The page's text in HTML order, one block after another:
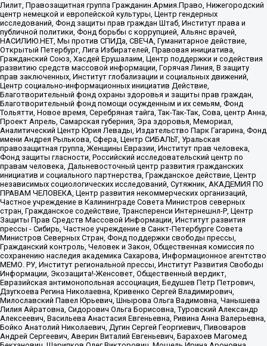
Лилит, Правозащитная группа Гражданин.Армия.Право, Нижегородский
центр немецкой и европейской культуры, Центр гендерных
исследований, Фонд защиты прав граждан Штаб, Институт права и
публичной политики, Фонд борьбы с коррупцией, Альянс врачей,
НАСИЛИЮ.НЕТ, Мы против СПИДа, СВЕЧА, Гуманитарное действие,
Открытый Петербург, Лига Избирателей, Правовая инициатива,
Гражданский Союз, Хасдей Ерушалаим, Центр поддержки и содействия
развитию средств массовой информации, Горячая Линия, В защиту
прав заключенных, Институт глобализации и социальных движений,
Центр социально-информационных инициатив Действие,
Благотворительный фонд охраны здоровья и защиты прав граждан,
Благотворительный фонд помощи осужденным и их семьям, Фонд
Тольятти, Новое время, Серебряная тайга, Так-Так-Так, Сова, центр Анна,
Проект Апрель, Самарская губерния, Эра здоровья, Мемориал,
Аналитический Центр Юрия Левады, Издательство Парк Гагарина, Фонд
имени Андрея Рылькова, Сфера, Центр СИБАЛЬТ, Уральская
правозащитная группа, Женщины Евразии, Институт прав человека,
Фонд защиты гласности, Российский исследовательский центр по
правам человека, Дальневосточный центр развития гражданских
инициатив и социального партнерства, Гражданское действие, Центр
независимых социологических исследований, Сутяжник, АКАДЕМИЯ ПО
ПРАВАМ ЧЕЛОВЕКА, Центр развития некоммерческих организаций,
Частное учреждение в Калининграде Совета Министров северных
стран, Гражданское содействие, Трансперенси Интернешнл-Р, Центр
Защиты Прав Средств Массовой Информации, Институт развития
прессы - Сибирь, Частное учреждение в Санкт-Петербурге Совета
Министров Северных Стран, Фонд поддержки свободы прессы,
Гражданский контроль, Человек и Закон, Общественная комиссия по
сохранению наследия академика Сахарова, Информационное агентство
МЕМО. РУ, Институт региональной прессы, Институт Развития Свободы
Информации, Экозащита!-Женсовет, Общественный вердикт,
Евразийская антимонопольная ассоциация, Бедушев Петр Петрович,
Дзугкоева Регина Николаевна, Кривенко Сергей Владимирович,
Милославский Павел Юрьевич, Шнырова Ольга Вадимовна, Чанышева
Лилия Айратовна, Сидорович Ольга Борисовна, Туровский Александр
Алексеевич, Васильева Анастасия Евгеньевна, Ривина Анна Валерьевна,
Бойко Анатолий Николаевич, Дугин Сергей Георгиевич, Пивоваров
Андрей Сергеевич, Аверин Виталий Евгеньевич, Барахоев Магомед